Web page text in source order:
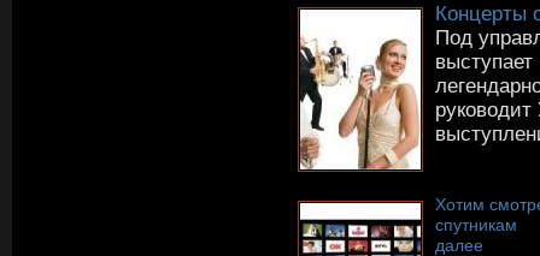
Концерты
Под
Хотим
спутникам
далее